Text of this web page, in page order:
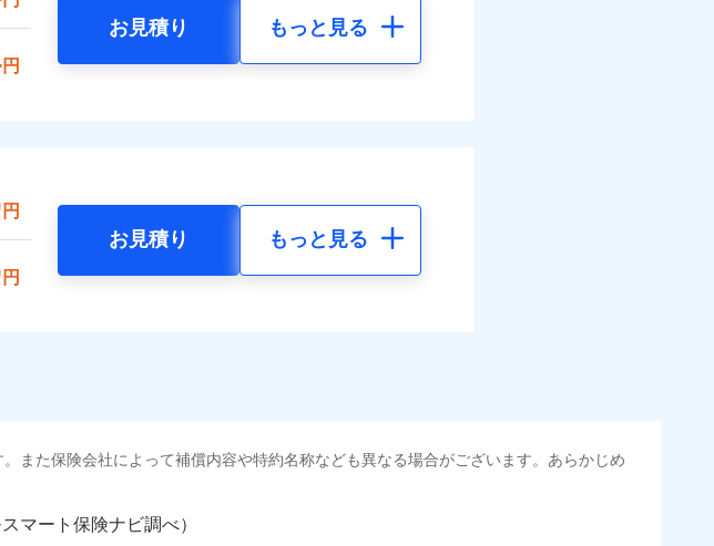
円
お見積り もっと見る
円
円
お見積り もっと見る
また保険会社によって補償内容や特約名称なども異なる場合がございます。あらかじめ
マート保険ナビ調べ）